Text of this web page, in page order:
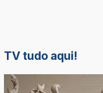
TV tudo aqui!